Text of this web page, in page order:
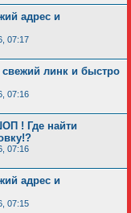
адрес и
07:17
линк и быстро
07:16
! Где найти
07:16
адрес и
07:15